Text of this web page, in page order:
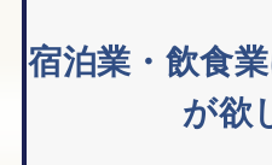
宿泊業・飲食
が欲